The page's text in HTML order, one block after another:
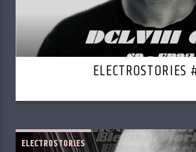
ELECTROSTORIES
ELECTROSTORIES